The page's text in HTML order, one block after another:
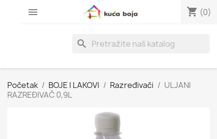
 shopping_cart (0)
search
Početak BOJE I LAKOVI Razređivači
ULJANI
RAZREĐIVAČ 0,9L